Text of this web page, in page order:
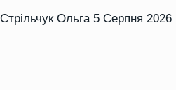
Стрільчук Ольга 5 Серпня 2026